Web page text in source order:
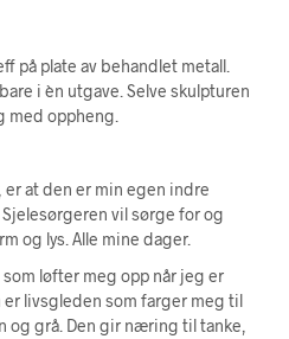
på plate av behandlet metall.
i èn utgave. Selve skulpturen
med oppheng.
er at den er min egen indre
vil sørge for og
og lys. Alle mine dager.
løfter meg opp når jeg er
livsgleden som farger meg til
og grå. Den gir næring til tanke,